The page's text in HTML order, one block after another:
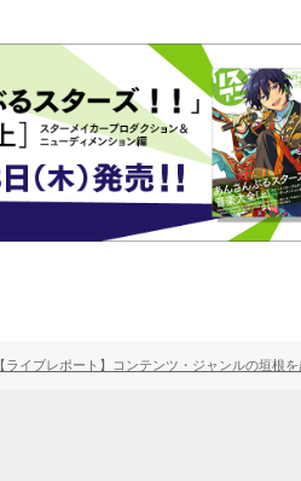
【ライブレポート】コンテンツ・ジャンルの垣根